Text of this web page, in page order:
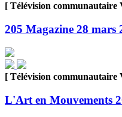
[ Télévision communautaire
205 Magazine 28 mars
[ Télévision communautaire
L'Art en Mouvements